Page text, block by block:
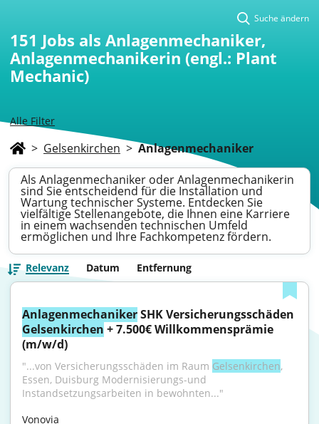
Alle Filter
Suche ändern
151 Jobs als Anlagenmechaniker,
Anlagenmechanikerin (engl.: Plant
Mechanic)
> Gelsenkirchen > Anlagenmechaniker
Als Anlagenmechaniker oder Anlagenmechanikerin
sind Sie entscheidend für die Installation und
Wartung technischer Systeme. Entdecken Sie
vielfältige Stellenangebote, die Ihnen eine Karriere
in einem wachsenden technischen Umfeld
ermöglichen und Ihre Fachkompetenz fördern.
Relevanz Datum Entfernung
Anlagenmechaniker
Gelsenkirchen + 7.500€ Willkommensprämie
(m/w/d)
"...von Versicherungsschäden im Raum Gelsenkirchen,
Essen, Duisburg Modernisierungs-und
Instandsetzungsarbeiten in bewohnten..."
Vonovia